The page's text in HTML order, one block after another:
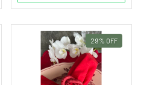
29% OFF